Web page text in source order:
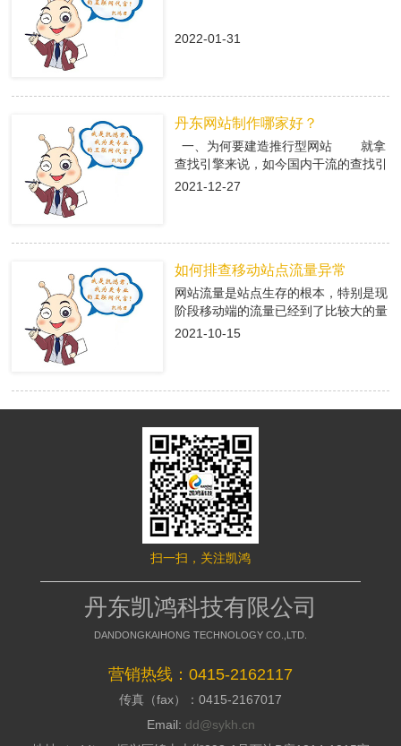
2022-01-31
丹东网站制作哪家好？
一、为何要建造推行型网站 就拿
查找引擎来说，如今国内干流的查找引
擎baidu、360、搜狗有着大量的用户
导进入推行型网站中，使用推行型网站
有的优势，转化成客户; 二、丹东
网站制作是怎么挑选专业的搭站公司
背后都是一个高额的订单，假如不能做
到询盘转化，那意味着网络推行是失败
的，所以要明白的了解搭站公司的策划
才干; 2、看搭站公司的美工规划才
干 美工的才干决议推行型网站留
给用户的形象，如今的消费者不缺少内
容，缺少的是视觉，如今市面上的网站
都是千人一面的，当访客户，发现一个
公司的形象，情不自禁的即是深化浏
览，招引用户，提高方针客户对公司的
好感; 3、看搭站公司的搭站才干
系，如今市面上很多的建站公司都是仿
制别人的，可以把外观做到相似，可是
后台系能却相差万里，很多的仿站的建
2021-12-27
如何排查移动站点流量异常
网站流量是站点生存的根本，特别是现
阶段移动端的流量已经到了比较大的量
级。移动端网站有流量了，每天就会有
深专家们向大家介绍了移动端流量异常
的解决方案。 什么是移动端流量
异常? 移动端流量异常可以通过平
台两个渠道数据判断： 1、 站长平
台流量与关键词的工具 2、 移动适
配中的移动适配状态曲线图 这两
个地方如果出现流量突然间下降50%以
上，且持续性降低，四五天后流量没有
明显涨幅的。 移动端的排查流程
如果出现上述现象，建议大家按照
下面流程图进行排查 索引量下降
常见原因及解决方案
id=331 站点流量异常追查文档
http://zhanzhang.baidu.com/college/
id=221 纯移动站、代码适配，自
适应与跳转适配有些不同，所以根据站
2021-10-15
扫一扫，关注凯鸿
丹东凯鸿科技有限公司
DANDONGKAIHONG TECHNOLOGY CO.,LTD.
营销热线：0415-2162117
传真（fax）：0415-2167017
Email: dd@sykh.cn